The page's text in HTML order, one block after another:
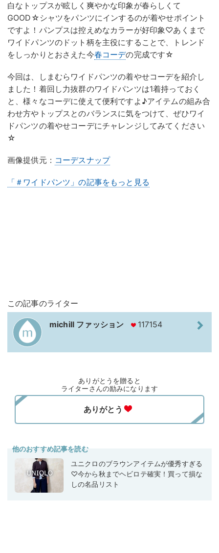
白なトップスが眩しく爽やかな印象が春らしくて
GOOD☆シャツをパンツにインするのが着やせポイント
ですよ！パンプスは控えめなカラーが好印象♡あくまで
ワイドパンツのドット柄を主役にすることで、トレンド
をしっかりとおさえた今春コーデの完成です☆
今回は、しまむらワイドパンツの着やせコーデを紹介し
ました！着回し力抜群のワイドパンツは1着持っておく
と、様々なコーデに使えて便利ですよ♪アイテムの組み合
わせ方やトップスとのバランスに気をつけて、ぜひワイ
ドパンツの着やせコーデにチャレンジしてみてください
☆
画像提供元： コーデスナップ
「＃ワイドパンツ」の記事をもっと見る
この記事のライター
michill ファッション 117154
ありがとうを贈ると
ライターさんの励みになります
他のおすすめ記事を読む
ユニクロのブラウンアイテムが優秀すぎる
♡今から秋までヘビロテ確実！買って損な
しの名品リスト